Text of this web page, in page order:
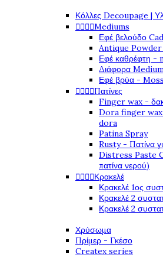
Κόλλες Decoupage |
Mediums
Εφέ βελούδο
Antique
Εφέ καθρέφτη
Διάφορα
Εφέ βρύα -
Πατίνες
Finger wax -
Dora finger wax
dora
Patina Spray
Rusty - Πατίνα
Distress Paste
πατίνα νερού)
Κρακελέ
Κρακελέ 1ος
Κρακελέ 2
Κρακελέ 2
Χρύσωμα
Πρίμερ - Γκέσο
Createx series